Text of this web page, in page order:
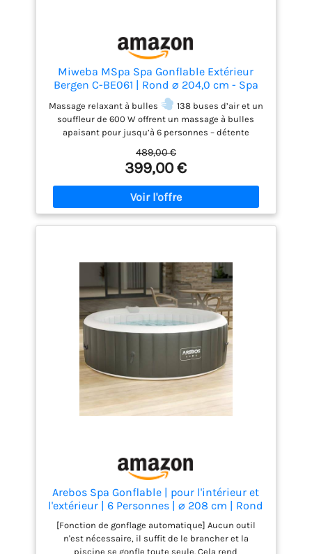
Miweba MSpa Spa Gonflable Extérieur
Bergen C-BE061 | Rond ⌀ 204,0 cm - Spa
Gonflable 6 Personnes - Nettoyage UV-C -
Jusqu'à 1429 L - 40°C - Télécommande -
138 Jets (6 Personnes)
Massage relaxant à bulles
138 buses d’air et un
souffleur de 600 W offrent un massage à bulles
apaisant pour jusqu’à 6 personnes – détente
garantie! Commande intelligente tactile
LED et télécommande Smart-Touch pour un
contrôle facile et intuitif, même depuis l’eau
Installation ultra-rapide
Système auto-gonflant
intégré : prêt à l’emploi en seulement 5 minutes,
sans effort ni outil Chauffage rapide & eau purifiée
Rhino-Tech 6 couches, fond antidérapant,
protection antigel, verrouillage des touches et
couverture de sécurité incluse
489,00 €
399,00 €
Arebos Spa Gonflable | pour l'intérieur et
l'extérieur | 6 Personnes | ⌀ 208 cm | Rond
| 130 Jets de Massage | 1000 litres | avec
Chauffage | Spa et Bien-être
[Fonction de gonflage automatique] Aucun outil
n'est nécessaire, il suffit de le brancher et la
piscine se gonfle toute seule. Cela rend